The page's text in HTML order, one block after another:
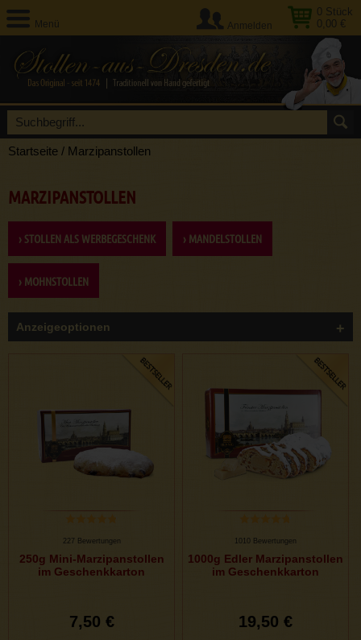
Menü
0 Stück
0,00 €
Anmelden
Startseite / Marzipanstollen
MARZIPANSTOLLEN
› STOLLEN ALS WERBEGESCHENK › MANDELSTOLLEN
› MOHNSTOLLEN
Anzeigeoptionen
227 Bewertungen
250g Mini-Marzipanstollen
im Geschenkkarton
7,50 €
1010 Bewertungen
1000g Edler Marzipanstollen
im Geschenkkarton
19,50 €